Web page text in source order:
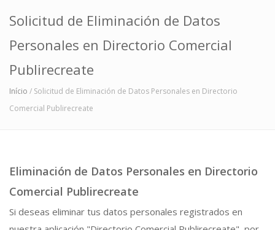
Solicitud de Eliminación de Datos
Personales en Directorio Comercial
Publirecreate
Início / Solicitud de Eliminación de Datos Personales en Directorio
Comercial Publirecreate
Eliminación de Datos Personales en Directorio
Comercial Publirecreate
Si deseas eliminar tus datos personales registrados en